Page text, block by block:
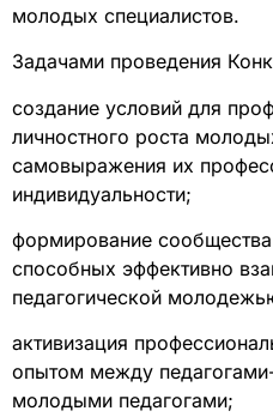
молодых специалистов.
Задачами проведения
создание условий для
личностного роста
самовыражения их
индивидуальности;
формирование сообщества
способных эффективно
педагогической
активизация
опытом между
молодыми педагогами;